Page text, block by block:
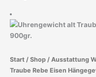
Start / Shop / Ausstattung
Traube Rebe Eisen
Rebe
Eisen
Hängegewicht
Menge